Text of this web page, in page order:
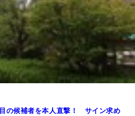
の候補者を本人直撃！ サイン求め